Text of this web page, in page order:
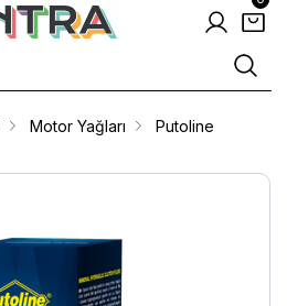
Motor Yağları Putoline